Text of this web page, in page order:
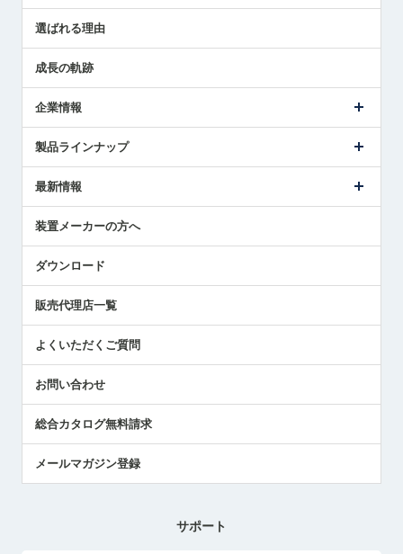
解決策提案
選ばれる理由
成長の軌跡
企業情報
ごあいさつ
受賞履歴
採用情報
国/地域/言語
製品ラインナップ
ツールセッタ製品
エアマイクロセンサ製品
最新情報
メトロールの技術
社員ブログ
中小企業のBCP地震対策
センサのテクニカルガイド
社長ブログ
装置メーカーの方へ
ダウンロード
販売代理店一覧
よくいただくご質問
お問い合わせ
総合カタログ無料請求
メールマガジン登録
サポート